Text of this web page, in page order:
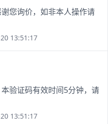
您询价，如非本人操作请
13:51:17
验证码有效时间5分钟，请
13:51:17